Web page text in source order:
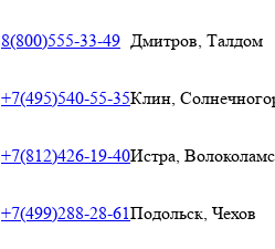
8(800)555-33-49 Дмитров, Талдом
+7(495)540-55-35Клин,
+7(812)426-19-40Истра,
+7(499)288-28-61Подольск, Чехов